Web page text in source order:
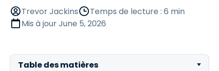
Trevor Jackins
Temps de lecture : 6 min
Mis à jourJune 5, 2026
Table des matières